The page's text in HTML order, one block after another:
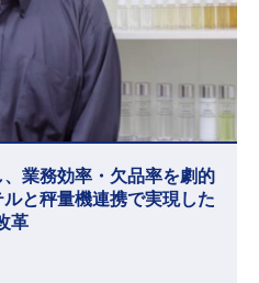
業務効率・欠品率を劇的
と秤量機連携で実現した
革